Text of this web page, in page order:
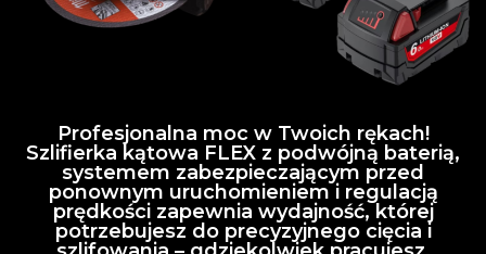
Profesjonalna moc w Twoich rękach!
Szlifierka kątowa FLEX z podwójną baterią,
systemem zabezpieczającym przed
ponownym uruchomieniem i regulacją
prędkości zapewnia wydajność, której
potrzebujesz do precyzyjnego cięcia i